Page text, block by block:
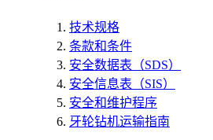
技术规格
条款和条件
安全数据表（SDS）
安全信息表（SIS）
安全和维护程序
牙轮钻机运输指南